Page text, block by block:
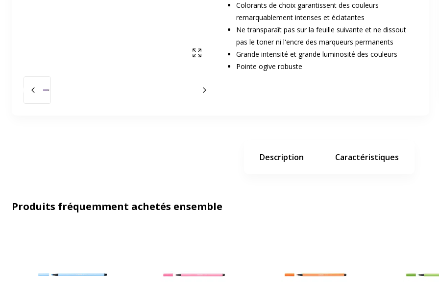
Afficher en plein écran
Slide précédent Slide suivant
Colorants de choix garantissent des couleurs
remarquablement intenses et éclatantes
Ne transparaît pas sur la feuille suivante et ne dissout
pas le toner ni l'encre des marqueurs permanents
Grande intensité et grande luminosité des couleurs
Pointe ogive robuste
Description Caractéristiques
Produits fréquemment achetés ensemble